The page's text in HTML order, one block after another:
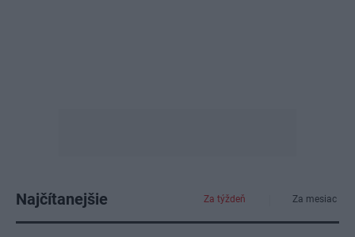
Najčítanejšie Za týždeň Za mesiac